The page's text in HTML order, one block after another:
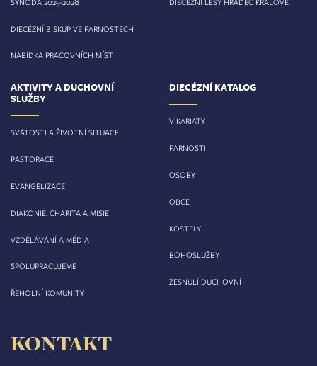
DIECÉZNÍ BISKUP VE FARNOSTECH
NABÍDKA PRACOVNÍCH MÍST
AKTIVITY A DUCHOVNÍ
SLUŽBY
SVÁTOSTI A ŽIVOTNÍ SITUACE
PASTORACE
EVANGELIZACE
DIAKONIE, CHARITA A MISIE
VZDĚLÁVÁNÍ A MÉDIA
SPOLUPRACUJEME
ŘEHOLNÍ KOMUNITY
DIECÉZNÍ KATALOG
VIKARIÁTY
FARNOSTI
OSOBY
OBCE
KOSTELY
BOHOSLUŽBY
ZESNULÍ DUCHOVNÍ
KONTAKT